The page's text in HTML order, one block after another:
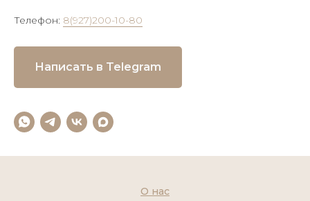
Телефон: 8(927)200-10-80
Написать в Telegram
О нас